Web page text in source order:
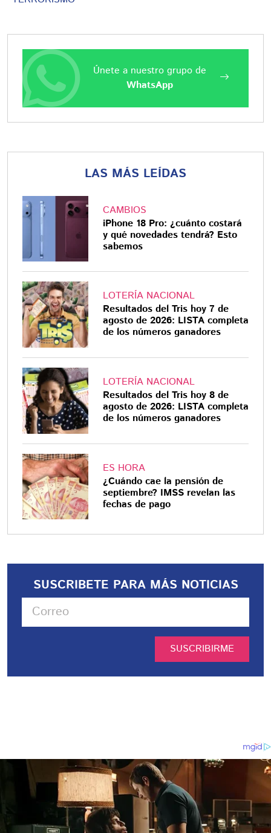
Únete a nuestro grupo de
WhatsApp
LAS MÁS LEÍDAS
CAMBIOS
iPhone 18 Pro: ¿cuánto costará
y qué novedades tendrá? Esto
sabemos
LOTERÍA NACIONAL
Resultados del Tris hoy 7 de
agosto de 2026: LISTA completa
de los números ganadores
LOTERÍA NACIONAL
Resultados del Tris hoy 8 de
agosto de 2026: LISTA completa
de los números ganadores
ES HORA
¿Cuándo cae la pensión de
septiembre? IMSS revelan las
fechas de pago
SUSCRIBETE PARA MÁS NOTICIAS
SUSCRIBIRME